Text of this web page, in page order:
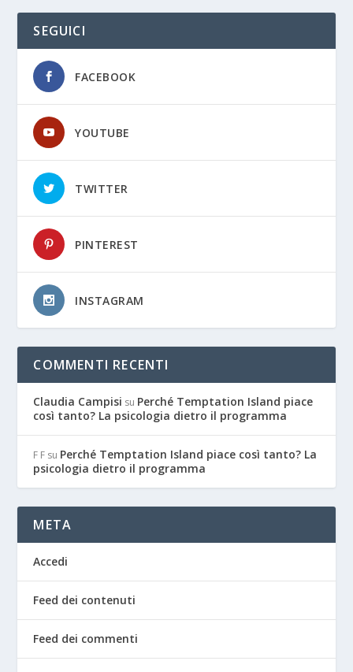
SEGUICI
FACEBOOK
YOUTUBE
TWITTER
PINTEREST
INSTAGRAM
COMMENTI RECENTI
Claudia Campisi su Perché Temptation Island piace
così tanto? La psicologia dietro il programma
F F su Perché Temptation Island piace così tanto? La
psicologia dietro il programma
META
Accedi
Feed dei contenuti
Feed dei commenti